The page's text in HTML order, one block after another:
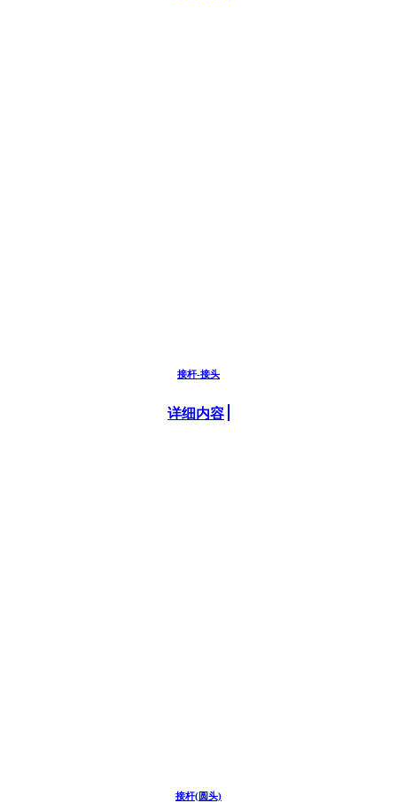
接杆-接头
详细内容
接杆(圆头)